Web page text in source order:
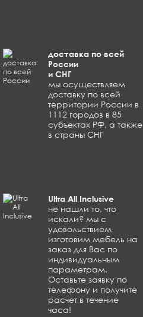
доставка по всей
России
и СНГ
мы осуществляем
доставку по всей
территории России в
1112 городов в 85
субъектах РФ, а также
в страны СНГ
Ultra All Inclusive
не нашли то, что
искали? мы с
удовольствием
изготовим мебель на
заказ для Вас по
индивидуальным
параметрам.
Оставьте заявку по
телефону и получите
расчет в течение
часа!